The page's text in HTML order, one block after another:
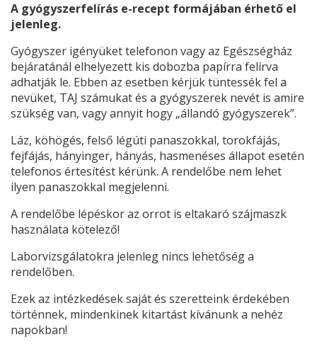
A gyógyszerfelírás e-recept formájában érhető el
jelenleg.
Gyógyszer igényüket telefonon vagy az Egészségház
bejáratánál elhelyezett kis dobozba papírra felírva
adhatják le. Ebben az esetben kérjük tüntessék fel a
nevüket, TAJ számukat és a gyógyszerek nevét is amire
szükség van, vagy annyit hogy „állandó gyógyszerek”.
Láz, köhögés, felső légúti panaszokkal, torokfájás,
fejfájás, hányinger, hányás, hasmenéses állapot esetén
telefonos értesítést kérünk. A rendelőbe nem lehet
ilyen panaszokkal megjelenni.
A rendelőbe lépéskor az orrot is eltakaró szájmaszk
használata kötelező!
Laborvizsgálatokra jelenleg nincs lehetőség a
rendelőben.
Ezek az intézkedések saját és szeretteink érdekében
történnek, mindenkinek kitartást kívánunk a nehéz
napokban!